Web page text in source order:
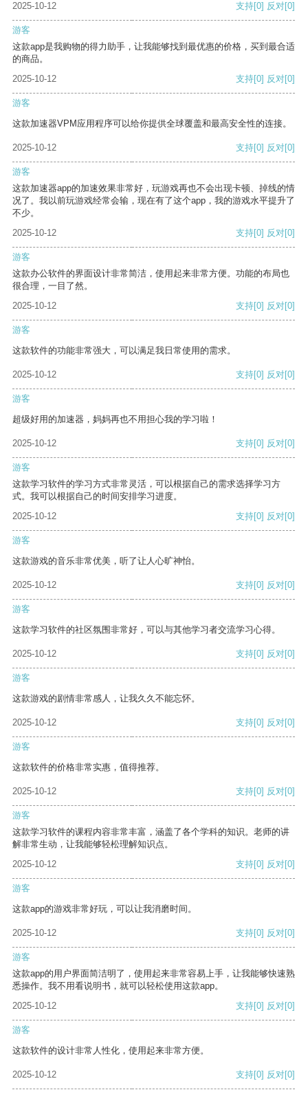
2025-10-12
支持[0] 反对[0]
游客
这款app是我购物的得力助手，让我能够找到最优惠的价格，买到最合适
的商品。
2025-10-12
支持[0] 反对[0]
游客
这款加速器VPM应用程序可以给你提供全球覆盖和最高安全性的连接。
2025-10-12 支持[0] 反对[0]
游客
这款加速器app的加速效果非常好，玩游戏再也不会出现卡顿、掉线的情
况了。我以前玩游戏经常会输，现在有了这个app，我的游戏水平提升了
不少。
2025-10-12
支持[0] 反对[0]
游客
这款办公软件的界面设计非常简洁，使用起来非常方便。功能的布局也
很合理，一目了然。
2025-10-12
支持[0] 反对[0]
游客
这款软件的功能非常强大，可以满足我日常使用的需求。
2025-10-12 支持[0] 反对[0]
游客
超级好用的加速器，妈妈再也不用担心我的学习啦！
2025-10-12 支持[0] 反对[0]
游客
这款学习软件的学习方式非常灵活，可以根据自己的需求选择学习方
式。我可以根据自己的时间安排学习进度。
2025-10-12
支持[0] 反对[0]
游客
这款游戏的音乐非常优美，听了让人心旷神怡。
2025-10-12 支持[0] 反对[0]
游客
这款学习软件的社区氛围非常好，可以与其他学习者交流学习心得。
2025-10-12 支持[0] 反对[0]
游客
这款游戏的剧情非常感人，让我久久不能忘怀。
2025-10-12 支持[0] 反对[0]
游客
这款软件的价格非常实惠，值得推荐。
2025-10-12 支持[0] 反对[0]
游客
这款学习软件的课程内容非常丰富，涵盖了各个学科的知识。老师的讲
解非常生动，让我能够轻松理解知识点。
2025-10-12
支持[0] 反对[0]
游客
这款app的游戏非常好玩，可以让我消磨时间。
2025-10-12 支持[0] 反对[0]
游客
这款app的用户界面简洁明了，使用起来非常容易上手，让我能够快速熟
悉操作。我不用看说明书，就可以轻松使用这款app。
2025-10-12
支持[0] 反对[0]
游客
这款软件的设计非常人性化，使用起来非常方便。
2025-10-12 支持[0] 反对[0]